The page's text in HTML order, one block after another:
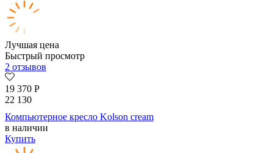
Лучшая цена
Быстрый просмотр
2 отзывов
19 370 Р
22 130
Компьютерное кресло Kolson сream
в наличии
Купить